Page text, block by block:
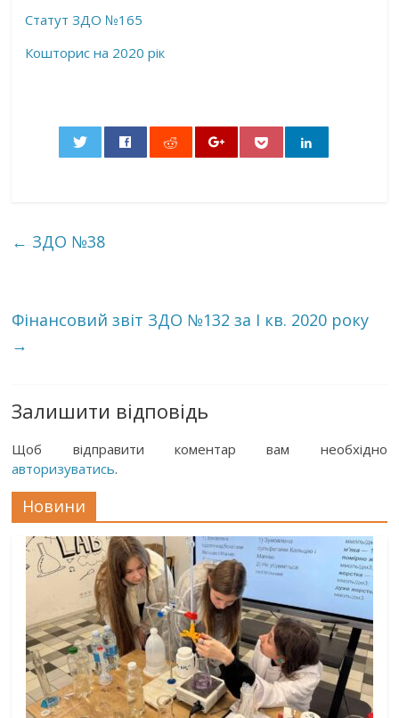
Статут ЗДО №165
Кошторис на 2020 рік
← ЗДО №38
Фінансовий звіт ЗДО №132 за І кв. 2020 року
→
Залишити відповідь
Щоб відправити коментар вам необхідно
авторизуватись.
Новини